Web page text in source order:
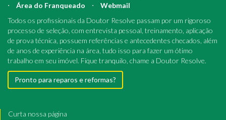
⋅
Área do Franqueado ⋅
Webmail
Todos os profissionais da Doutor Resolve passam por um rigoroso
processo de seleção, com entrevista pessoal, treinamento, aplicação
de prova técnica, possuem referências e antecedentes checados, além
de anos de experiência na área, tudo isso para fazer um ótimo
trabalho em seu imóvel. Fique tranquilo, chame a Doutor Resolve.
Pronto para reparos e reformas?
Curta nossa página